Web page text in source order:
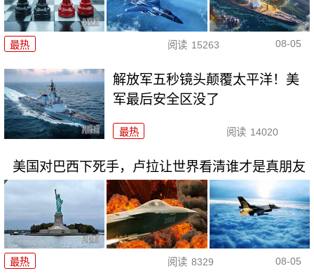
最热 阅读 15263 08-05
解放军五秒镜头颠覆太平洋！美
军最后安全区没了
最热 阅读 14020
美国对巴西下死手，卢拉让世界看清谁才是真朋友
最热 阅读 8329 08-05